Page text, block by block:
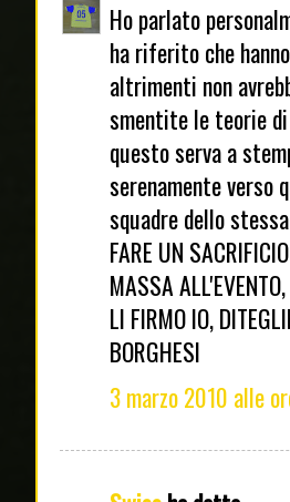
Ho parlato
ha riferito che
altrimenti non
smentite le teorie di
questo serva a
serenamente verso
squadre dello stessa
FARE UN
MASSA
LI FIRMO IO,
BORGHESI
3 marzo 2010 alle